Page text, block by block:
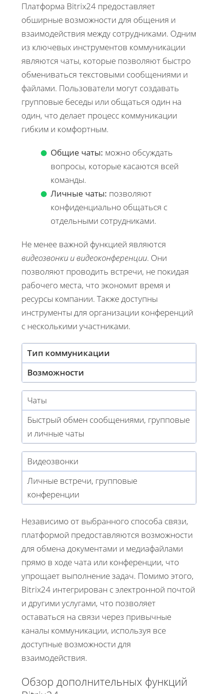
Платформа Bitrix24 предоставляет
обширные возможности для общения и
взаимодействия между сотрудниками. Одним
из ключевых инструментов коммуникации
являются чаты, которые позволяют быстро
обмениваться текстовыми сообщениями и
файлами. Пользователи могут создавать
групповые беседы или общаться один на
один, что делает процесс коммуникации
гибким и комфортным.
Общие чаты: можно обсуждать
вопросы, которые касаются всей
команды.
Личные чаты: позволяют
конфиденциально общаться с
отдельными сотрудниками.
Не менее важной функцией являются
видеозвонки и видеоконференции. Они
позволяют проводить встречи, не покидая
рабочего места, что экономит время и
ресурсы компании. Также доступны
инструменты для организации конференций
с несколькими участниками.
Тип коммуникации
Возможности
Чаты
Быстрый обмен сообщениями, групповые
и личные чаты
Видеозвонки
Личные встречи, групповые
конференции
Независимо от выбранного способа связи,
платформой предоставляются возможности
для обмена документами и медиафайлами
прямо в ходе чата или конференции, что
упрощает выполнение задач. Помимо этого,
Bitrix24 интегрирован с электронной почтой
и другими услугами, что позволяет
оставаться на связи через привычные
каналы коммуникации, используя все
доступные возможности для
взаимодействия.
Обзор дополнительных функций